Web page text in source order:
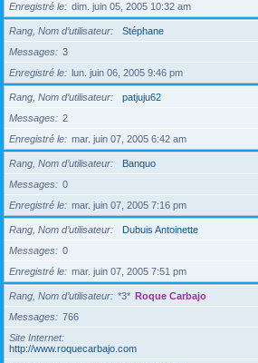
Enregistré le
dim. juin 05, 2005 10:32 am
Rang, Nom d’utilisateur
Stéphane
Messages
3
Enregistré le
lun. juin 06, 2005 9:46 pm
Rang, Nom d’utilisateur
patjuju62
Messages
2
Enregistré le
mar. juin 07, 2005 6:42 am
Rang, Nom d’utilisateur
Banquo
Messages
0
Enregistré le
mar. juin 07, 2005 7:16 pm
Rang, Nom d’utilisateur
Dubuis Antoinette
Messages
0
Enregistré le
mar. juin 07, 2005 7:51 pm
Rang, Nom d’utilisateur *3* Roque Carbajo
Messages
766
Site Internet
http://www.roquecarbajo.com